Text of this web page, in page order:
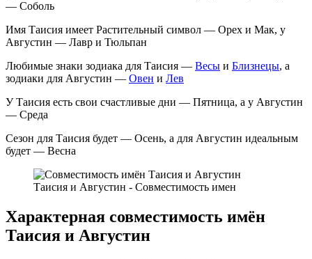
— Соболь
Имя Таисия имеет Растительный символ — Орех и Мак, у
Августин — Лавр и Тюльпан
Любимые знаки зодиака для Таисия — Весы и Близнецы, а
зодиаки для Августин — Овен и Лев
У Таисия есть свои счастливые дни — Пятница, а у Августин
— Среда
Сезон для Таисия будет — Осень, а для Августин идеальным
будет — Весна
Таисия и Августин - Совместимость имен
Характерная совместимость имён
Таисия и Августин